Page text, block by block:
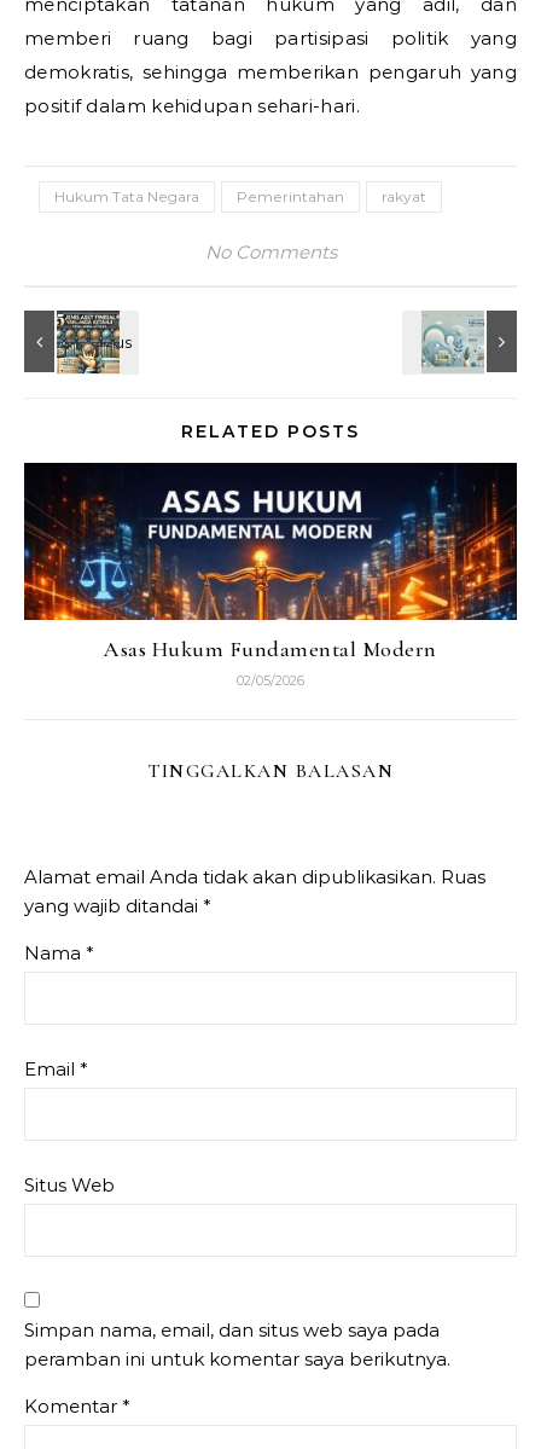
memberi ruang bagi partisipasi politik yang
demokratis, sehingga memberikan pengaruh yang
positif dalam kehidupan sehari-hari.
Hukum Tata Negara Pemerintahan rakyat
No Comments
RELATED POSTS
Asas Hukum Fundamental Modern
02/05/2026
TINGGALKAN BALASAN
Alamat email Anda tidak akan dipublikasikan. Ruas
yang wajib ditandai *
Nama *
Email *
Situs Web
Simpan nama, email, dan situs web saya pada
peramban ini untuk komentar saya berikutnya.
Komentar *